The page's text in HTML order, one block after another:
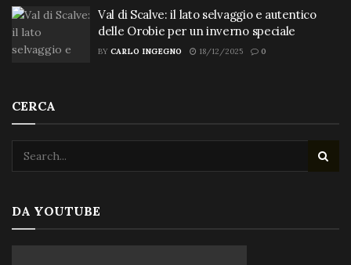
Val di Scalve: il lato selvaggio e autentico
delle Orobie per un inverno speciale
BY CARLO INGEGNO 18/12/2025 0
CERCA
DA YOUTUBE